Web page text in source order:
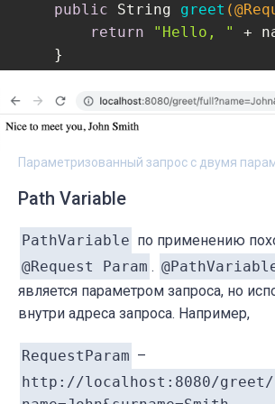
public String greet
return
"Hello, "
+
    }
@GetMapping("/full")
public String
return
"Nice to meet
    }
Параметризованный запрос с двумя
Path Variable
PathVariable по применению
@Request Param .
является параметром запроса, но
внутри адреса запроса. Например,
RequestParam –
http://localhost:8080/